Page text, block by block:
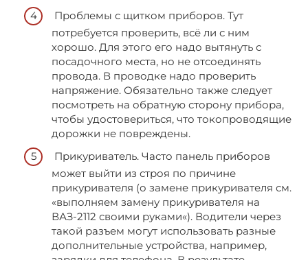
Проблемы с щитком приборов. Тут
потребуется проверить, всё ли с ним
хорошо. Для этого его надо вытянуть с
посадочного места, но не отсоединять
провода. В проводке надо проверить
напряжение. Обязательно также следует
посмотреть на обратную сторону прибора,
чтобы удостовериться, что токопроводящие
дорожки не повреждены.
Прикуриватель. Часто панель приборов
может выйти из строя по причине
прикуривателя (о замене прикуривателя см.
«выполняем замену прикуривателя на
ВАЗ-2112 своими руками«). Водители через
такой разъем могут использовать разные
дополнительные устройства, например,